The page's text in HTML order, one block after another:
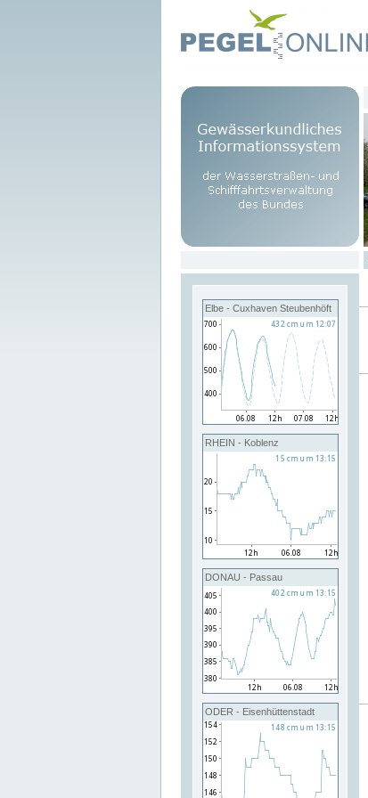
Elbe - Cuxhaven Steubenhöft
RHEIN - Koblenz
DONAU - Passau
ODER - Eisenhüttenstadt